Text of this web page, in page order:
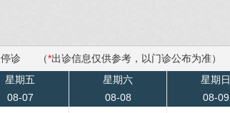
停诊 （*出诊信息仅供参考，以门诊公布为准）
星期五
08-07
星期六
08-08
星期日
08-09